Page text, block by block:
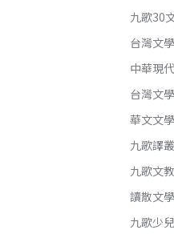
是野獸的（增訂新版）
九歌30
台灣文
中華現
台灣文
華文文
九歌譯叢
九歌文
讀散文
九歌少